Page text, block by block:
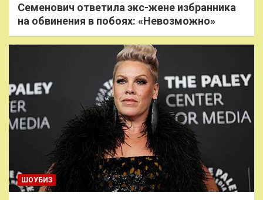
Семенович ответила экс-жене избранника
на обвинения в побоях: «Невозможно»
ШОУБИЗ